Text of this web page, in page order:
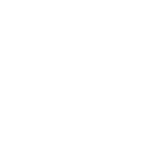
「
「
「
「
「